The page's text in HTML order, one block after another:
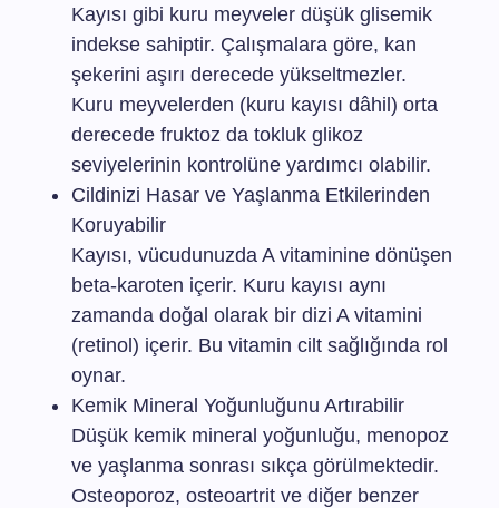
Kayısı gibi kuru meyveler düşük glisemik
indekse sahiptir. Çalışmalara göre, kan
şekerini aşırı derecede yükseltmezler.
Kuru meyvelerden (kuru kayısı dâhil) orta
derecede fruktoz da tokluk glikoz
seviyelerinin kontrolüne yardımcı olabilir.
Cildinizi Hasar ve Yaşlanma Etkilerinden
Koruyabilir
Kayısı, vücudunuzda A vitaminine dönüşen
beta-karoten içerir. Kuru kayısı aynı
zamanda doğal olarak bir dizi A vitamini
(retinol) içerir. Bu vitamin cilt sağlığında rol
oynar.
Kemik Mineral Yoğunluğunu Artırabilir
Düşük kemik mineral yoğunluğu, menopoz
ve yaşlanma sonrası sıkça görülmektedir.
Osteoporoz, osteoartrit ve diğer benzer